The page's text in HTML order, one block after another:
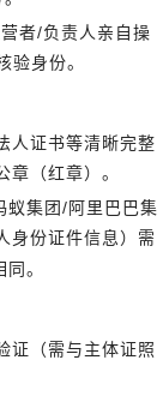
者/负责人亲自操
验身份。
人证书等清晰完整
（红章）。
蚁集团 / 阿里巴巴集
身份证件信息）需
同。
证（需与主体证照